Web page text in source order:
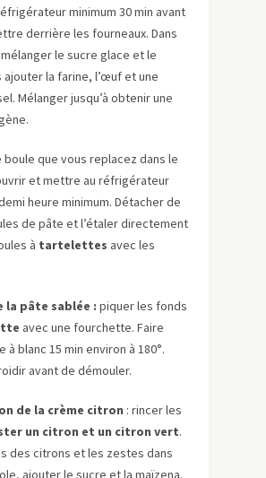
minimum 30 min avant
derrière les fourneaux. Dans
le sucre glace et le
ajouter la farine, l’œuf et une
Mélanger jusqu’à obtenir une
boule que vous replacez dans le
et mettre au réfrigérateur
heure minimum. Détacher de
de pâte et l’étaler directement
à tartelettes avec les
la pâte sablée : piquer les fonds
avec une fourchette. Faire
à blanc 15 min environ à 180°.
avant de démouler.
de la crème citron : rincer les
un citron et un citron vert.
des citrons et les zestes dans
ajouter le sucre et la maïzena.